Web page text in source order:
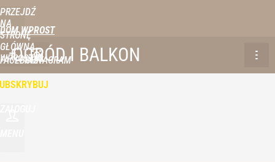
PRZEJDŹ
NA
STRONĘ
GŁÓWNĄ
WPROST.PL
DOM WPROST
FACEBOOKINSTAGRAM
OGRÓD I BALKON